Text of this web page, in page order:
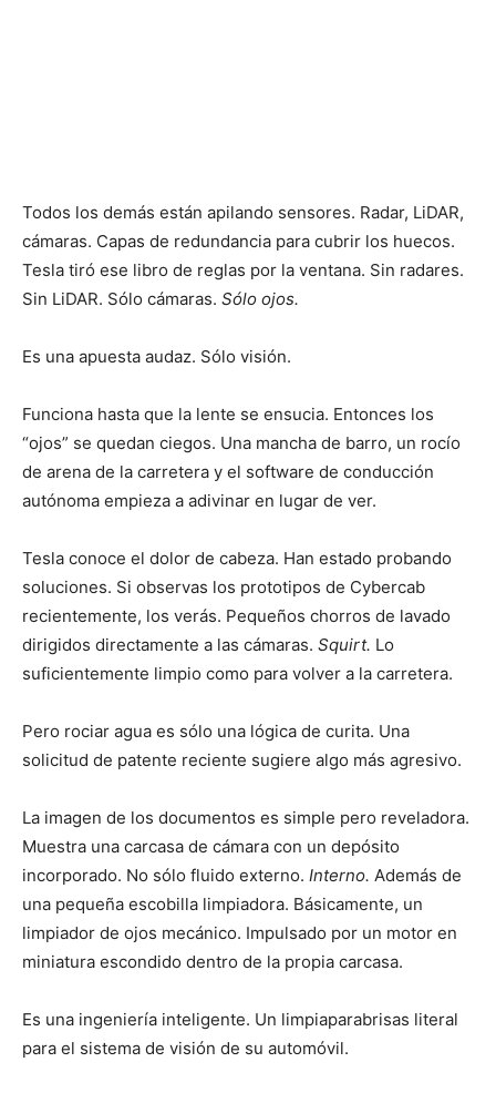
Todos los demás están apilando sensores. Radar, LiDAR,
cámaras. Capas de redundancia para cubrir los huecos.
Tesla tiró ese libro de reglas por la ventana. Sin radares.
Sin LiDAR. Sólo cámaras. Sólo ojos.
Es una apuesta audaz. Sólo visión.
Funciona hasta que la lente se ensucia. Entonces los
“ojos” se quedan ciegos. Una mancha de barro, un rocío
de arena de la carretera y el software de conducción
autónoma empieza a adivinar en lugar de ver.
Tesla conoce el dolor de cabeza. Han estado probando
soluciones. Si observas los prototipos de Cybercab
recientemente, los verás. Pequeños chorros de lavado
dirigidos directamente a las cámaras. Squirt. Lo
suficientemente limpio como para volver a la carretera.
Pero rociar agua es sólo una lógica de curita. Una
solicitud de patente reciente sugiere algo más agresivo.
La imagen de los documentos es simple pero reveladora.
Muestra una carcasa de cámara con un depósito
incorporado. No sólo fluido externo. Interno. Además de
una pequeña escobilla limpiadora. Básicamente, un
limpiador de ojos mecánico. Impulsado por un motor en
miniatura escondido dentro de la propia carcasa.
Es una ingeniería inteligente. Un limpiaparabrisas literal
para el sistema de visión de su automóvil.